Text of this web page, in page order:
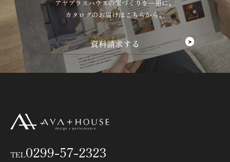
アヤプラスハウスの家づくりを一冊に。
カタログのお届けはこちらから。
TEL0299-57-2323